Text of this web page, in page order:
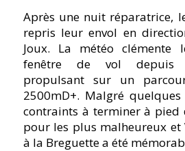
Après une nuit réparatrice,
repris leur envol en
Joux. La météo
fenêtre de vol depuis
propulsant sur un
2500mD+. Malgré
contraints à terminer à
pour les plus malheureux et
à la Breguette a été